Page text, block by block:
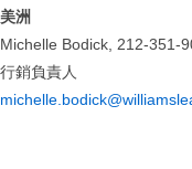
美洲
Michelle Bodick, 212-351-
行銷負責人